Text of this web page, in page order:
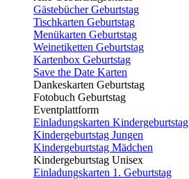
Gästebücher Geburtstag
Tischkarten Geburtstag
Menükarten Geburtstag
Weinetiketten Geburtstag
Kartenbox Geburtstag
Save the Date Karten
Dankeskarten Geburtstag
Fotobuch Geburtstag
Eventplattform
Einladungskarten Kindergeburtstag
Kindergeburtstag Jungen
Kindergeburtstag Mädchen
Kindergeburtstag Unisex
Einladungskarten 1. Geburtstag